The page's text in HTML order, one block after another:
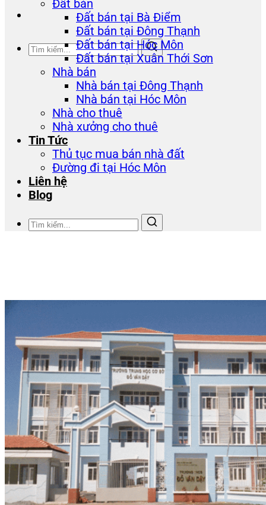
Đất bán
Đất bán tại Bà Điểm
Đất bán tại Đông Thạnh
Đất bán tại Hóc Môn
Đất bán tại Xuân Thới Sơn
Nhà bán
Nhà bán tại Đông Thạnh
Nhà bán tại Hóc Môn
Nhà cho thuê
Nhà xưởng cho thuê
Tin Tức
Thủ tục mua bán nhà đất
Đường đi tại Hóc Môn
Liên hệ
Blog